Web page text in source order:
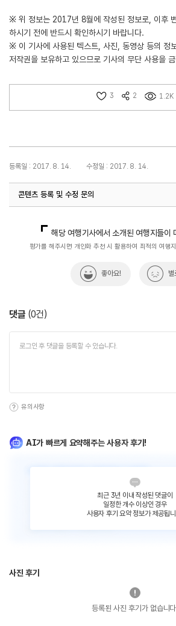
※ 위 정보는 2017년 8월에 작성된 정보로, 이후
하시기 전에 반드시 확인하시기 바랍니다.
※ 이 기사에 사용된 텍스트, 사진, 동영상 등의 정
저작권을 보유하고 있으므로 기사의 무단 사용을
3 2 1.2K
등록일 : 2017. 8. 14. 수정일 : 2017. 8. 14.
콘텐츠 등록 및 수정 문의
해당 여행기사에서 소개된 여행지들이
평가를 해주시면 개인화 추천 시 활용하여 최적의 여행
좋아요! 별
댓글 (0건)
유의사항
AI가 빠르게 요약해주는 사용자 후기!
최근 3년 이내 작성된 댓글이
일정한 개수 이상인 경우
사용자 후기 요약 정보가 제공됩
사진 후기
등록된 사진 후기가 없습니